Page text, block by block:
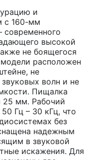
и
с 160-мм
современного
высокой
не боящегося
модели расположен
не
волн и не
Пищалка
25 мм. Рабочий
Гц – 30 кГц, что
без
надежным
в звуковой
искажения. Для